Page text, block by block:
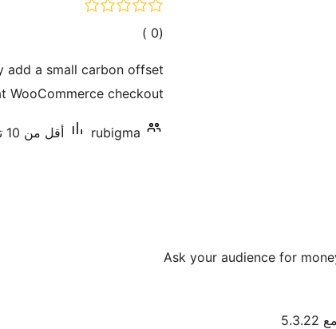
Ask your audience for
(0
إجمالي)
add a small carbon offset
WooCommerce checkout.
rubigma أقل من 10 تنصيب نشط